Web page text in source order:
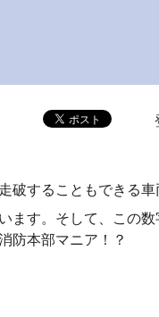
することもできる車
ます。そして、この数
防本部マニア！？